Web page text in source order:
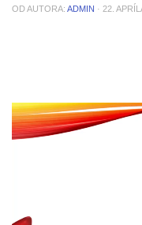
OD AUTORA: ADMIN · 22.